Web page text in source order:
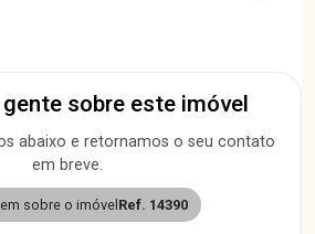
sobre este imóvel
abaixo e retornamos o seu contato
em breve.
sobre o imóvelRef. 14390